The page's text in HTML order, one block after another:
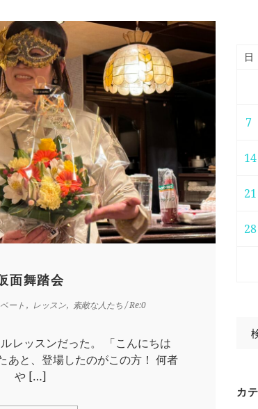
面舞踏会
ート レッスン 素敵な人たち/ Re:0
レッスンだった。 「こんにちは
あと、登場したのがこの方！ 何者
や […]
日
7
14
21
28
カ